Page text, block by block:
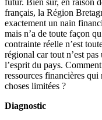
futur. Bien sûr, en raison
français, la Région
exactement un nain
mais n’a de toute façon
contrainte réelle n’est
régional car tout n’est
l’esprit du pays.
ressources financières qui
choses limitées ?
Diagnostic